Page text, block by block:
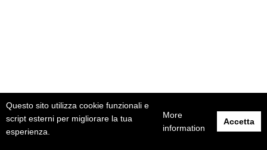
Questo sito utilizza cookie funzionali e
script esterni per migliorare la tua
esperienza.
More
information
Accetta